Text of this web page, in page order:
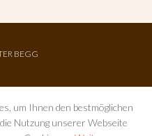
BEGG
um Ihnen den bestmöglichen
Nutzung unserer Webseite